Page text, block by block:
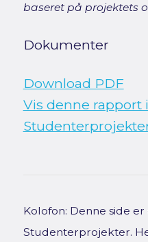
baseret på projektets
Dokumenter
Download PDF
Vis denne rapport
Kolofon: Denne side er
Studenterprojekter.